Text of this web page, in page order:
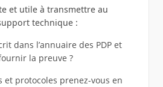
et utile à transmettre au
technique :
dans l’annuaire des PDP et
la preuve ?
et protocoles prenez-vous en